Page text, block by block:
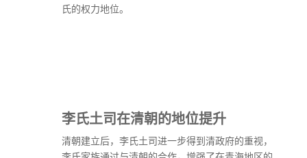
氏的权力地位。
李氏土司在清朝的地位提升
清朝建立后，李氏土司进一步得到清政府的重视，